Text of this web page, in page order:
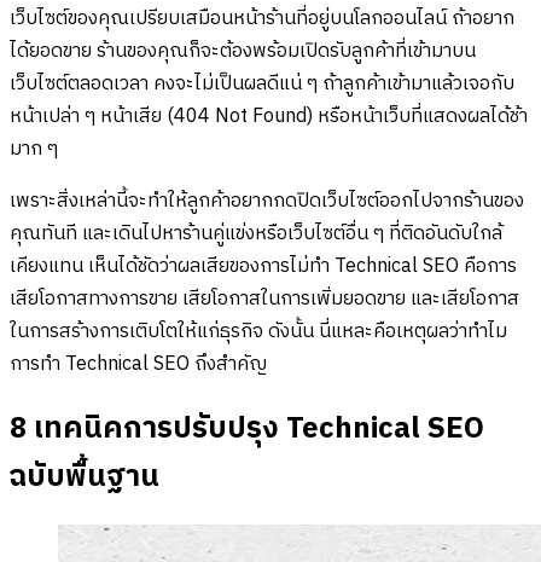
เว็บไซต์ของคุณเปรียบเสมือนหน้าร้านที่อยู่บนโลกออนไลน์ ถ้าอยาก
ได้ยอดขาย ร้านของคุณก็จะต้องพร้อมเปิดรับลูกค้าที่เข้ามาบน
เว็บไซต์ตลอดเวลา คงจะไม่เป็นผลดีแน่ ๆ ถ้าลูกค้าเข้ามาแล้วเจอกับ
หน้าเปล่า ๆ หน้าเสีย (404 Not Found) หรือหน้าเว็บที่แสดงผลได้ช้า
มาก ๆ
เพราะสิ่งเหล่านี้จะทำให้ลูกค้าอยากกดปิดเว็บไซต์ออกไปจากร้านของ
คุณทันที และเดินไปหาร้านคู่แข่งหรือเว็บไซต์อื่น ๆ ที่ติดอันดับใกล้
เคียงแทน เห็นได้ชัดว่าผลเสียของการไม่ทำ Technical SEO คือการ
เสียโอกาสทางการขาย เสียโอกาสในการเพิ่มยอดขาย และเสียโอกาส
ในการสร้างการเติบโตให้แก่ธุรกิจ ดังนั้น นี่แหละคือเหตุผลว่าทำไม
การทำ Technical SEO ถึงสำคัญ
8 เทคนิคการปรับปรุง Technical SEO
ฉบับพื้นฐาน